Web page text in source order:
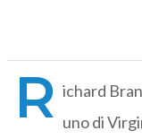
R ichard
uno di